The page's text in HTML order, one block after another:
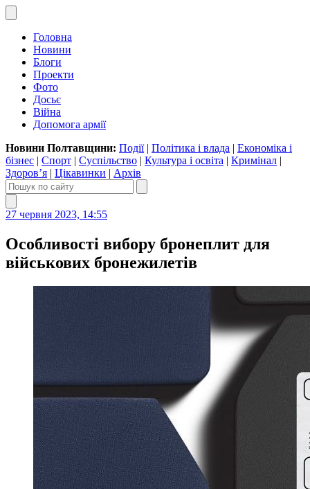
Головна
Новини
Блоги
Проекти
Фото
Досьє
Війна
Допомога армії
Новини Полтавщини: Події| Політика і влада | Економіка і
бізнес | Спорт | Суспільство | Культура і освіта | Кримінал |
Здоров’я | Цікавинки | Архів
27 червня 2023, 14:55
Особливості вибору бронеплит для
військових бронежилетів